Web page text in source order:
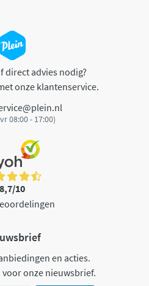
direct advies nodig?
onze klantenservice.
08:00 - 17:00)
8,7/10
en acties.
onze nieuwsbrief.